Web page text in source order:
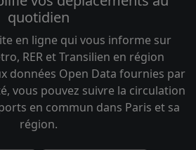
quotidien
en ligne qui vous informe sur
RER et Transilien en région
données Open Data fournies par
vous pouvez suivre la circulation
en commun dans Paris et sa
région.